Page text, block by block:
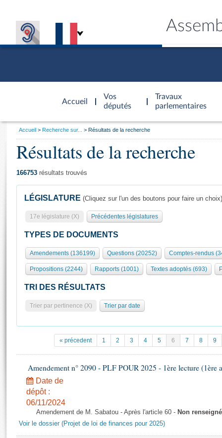
Accueil
d'accueil
Vos
députés
Travaux
parlementaires
Présidence
577 députés
Groupes politiques
Séance publique
Commissions et autres organes
Europe et International
Pétitions
Projets de loi
Propositions de loi
Amendements
Textes adoptés
Général
Rôle et pouvoirs de l'Assemblée
Organisation de l'Assemblée
Présidence Conférence des Présidents Bureau Collège des
Statistiques et chiffres clés
Documents de référence
( Constitution | Règlement de l'Assemblée ... )
Histoire
Juniors
Anciennes législatures
Liens vers les sites publics
Visiter l'Assemblée
Visite virtuelle du palais Bourbon
Assister à une séance
La Bibliothèque
Contacts et plan d'accès
Photos libres de droit
Vous
Accueil Recherche sur... Résultats de la recherche
Résultats de la recherche
166753 résultats trouvés
LÉGISLATURE (Cliquez sur l'un des boutons pour faire un choix)
17e législature (X) Précédentes législatures
TYPES DE DOCUMENTS
Amendements (136199) Questions (20252) Comptes-rendus
Propositions (2244) Rapports (1001) Textes adoptés (693)
TRI DES RÉSULTATS
Trier par pertinence (X) Trier par date
« précedent 1 2 3 4 5 6 7 8 9
Amendement n° 2090 - PLF POUR 2025 - 1ère lecture (1ère
Date de
dépôt :
06/11/2024
Amendement de M. Sabatou - Après l'article 60 - Non renseigné
Voir le dossier (Projet de loi de finances pour 2025)